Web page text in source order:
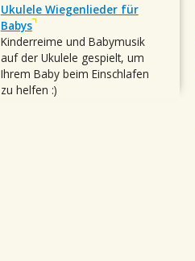
Ukulele Wiegenlieder für
Babys
Kinderreime und Babymusik
auf der Ukulele gespielt, um
Ihrem Baby beim Einschlafen
zu helfen :)